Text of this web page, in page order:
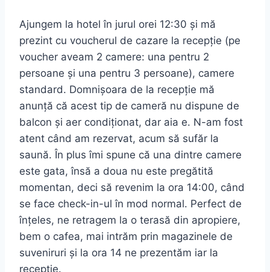
Ajungem la hotel în jurul orei 12:30 și mă
prezint cu voucherul de cazare la recepție (pe
voucher aveam 2 camere: una pentru 2
persoane și una pentru 3 persoane), camere
standard. Domnișoara de la recepție mă
anunță că acest tip de cameră nu dispune de
balcon și aer condiționat, dar aia e. N-am fost
atent când am rezervat, acum să sufăr la
saună. În plus îmi spune că una dintre camere
este gata, însă a doua nu este pregătită
momentan, deci să revenim la ora 14:00, când
se face check-in-ul în mod normal. Perfect de
înțeles, ne retragem la o terasă din apropiere,
bem o cafea, mai intrăm prin magazinele de
suveniruri și la ora 14 ne prezentăm iar la
recepție.